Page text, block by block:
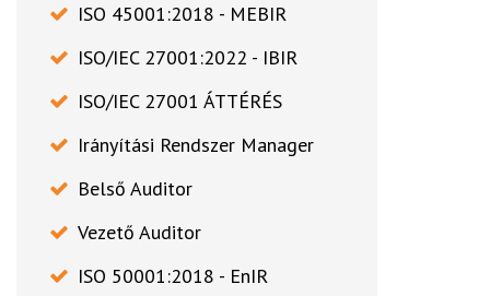
ISO 45001:2018 - MEBIR
ISO/IEC 27001:2022 - IBIR
ISO/IEC 27001 ÁTTÉRÉS
Irányítási Rendszer Manager
Belső Auditor
Vezető Auditor
ISO 50001:2018 - EnIR